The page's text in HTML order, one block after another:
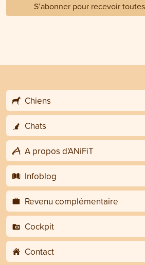
S’abonner pour recevoir
Chiens
Chats
A propos d'ANiFiT
Infoblog
Revenu complémentaire
Cockpit
Contact